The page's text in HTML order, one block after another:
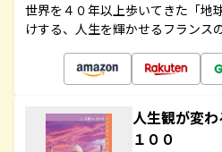
世界を４０年以上歩いてきた「地
けする、人生を輝かせるフランス
人生観が変
１００